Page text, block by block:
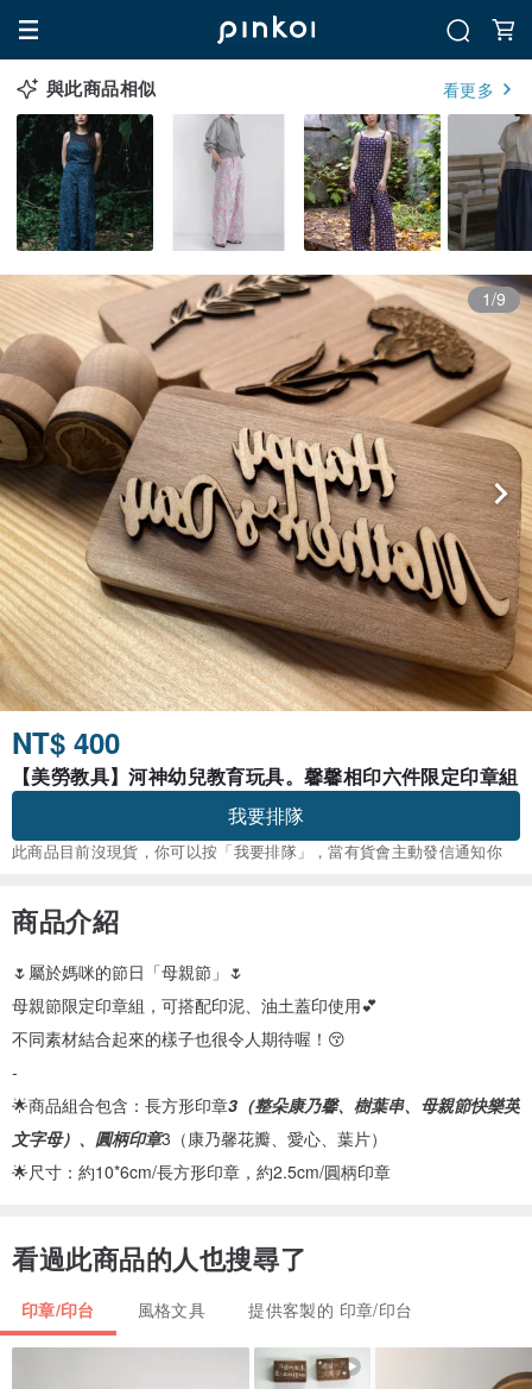
與此商品相似 看更多
1/9
NT$ 400
【美勞教具】河神幼兒教育玩具。馨馨相印六件限定印章組
我要排隊
此商品目前沒現貨，你可以按「我要排隊」，當有貨會主動發信通知你
商品介紹
🌷屬於媽咪的節日「母親節」🌷
母親節限定印章組，可搭配印泥、油土蓋印使用💕
不同素材結合起來的樣子也很令人期待喔！😚
-
🌟商品組合包含：長方形印章3（整朵康乃馨、樹葉串、母親節快樂英
文字母）、圓柄印章3（康乃馨花瓣、愛心、葉片）
🌟尺寸：約10*6cm/長方形印章，約2.5cm/圓柄印章
看過此商品的人也搜尋了
印章/印台 風格文具 提供客製的 印章/印台